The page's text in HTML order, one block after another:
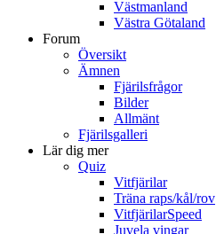
Västmanland
Västra Götaland
Forum
Översikt
Ämnen
Fjärilsfrågor
Bilder
Allmänt
Fjärilsgalleri
Lär dig mer
Quiz
Vitfjärilar
Träna raps/kål/rov
VitfjärilarSpeed
Juvela vingar